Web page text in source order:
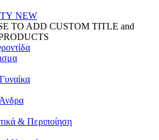
NEW
TO ADD CUSTOM TITLE and
& Περιποίηση